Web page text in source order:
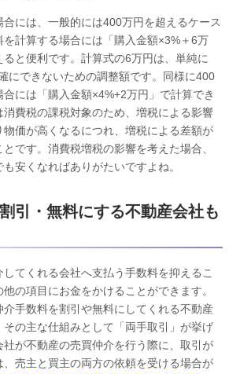
には、一般的には400万円を超えるケース
を計算する場合には「購入金額×3%＋6万
ると便利です。計算式の6万円は、単純に
にできないための調整額です。同様に400
には「購入金額×4%+2万円」で計算でき
消費税の課税対象のため、増税による影響
物価が高くなるにつれ、増税による差額が
です。消費税増税の影響を考えた場合、
安くなればありがたいですよね。
引・無料にする不動産会社も
てくれる会社へ支払う手数料を抑えるこ
の項目にお金をかけることができます。
手数料を割引や無料にしてくれる不動産
の主な仕組みとして「両手取引」が挙げ
社が不動産の売買仲介を行う際に、取引が
売主と買主の両方の依頼を受ける場合が